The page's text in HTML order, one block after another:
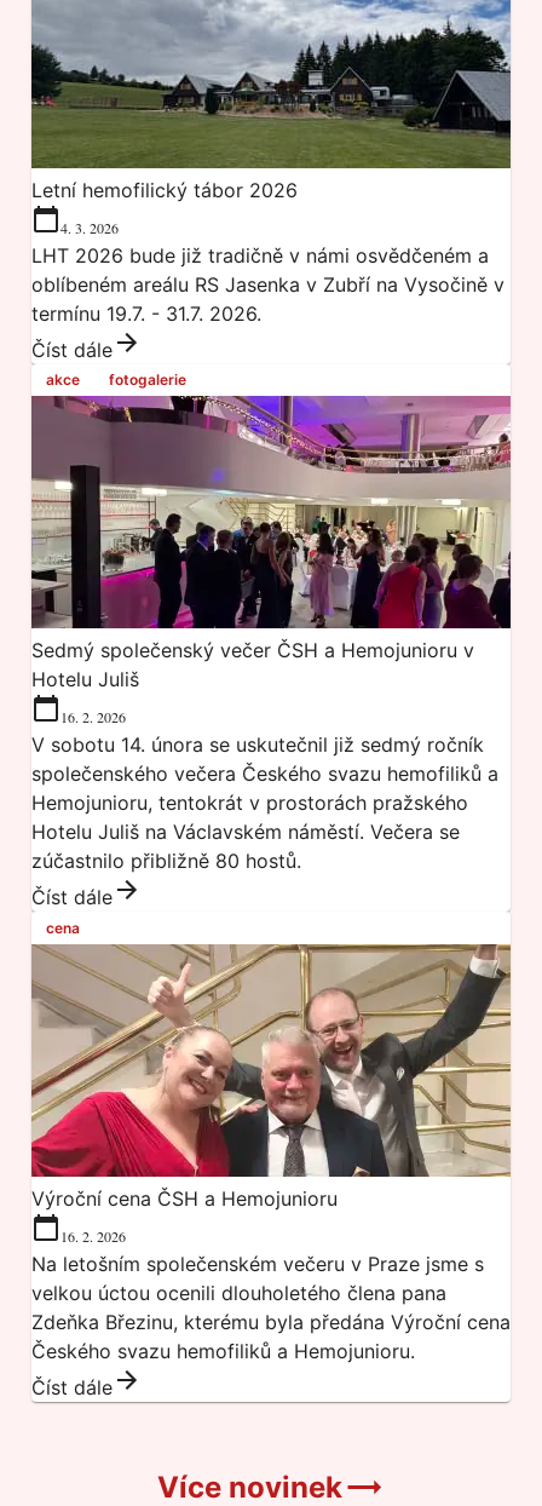
Letní hemofilický tábor 2026
4. 3. 2026
LHT 2026 bude již tradičně v námi osvědčeném a
oblíbeném areálu RS Jasenka v Zubří na Vysočině v
termínu 19.7. - 31.7. 2026.
Číst dále
akce fotogalerie
Sedmý společenský večer ČSH a Hemojunioru v
Hotelu Juliš
16. 2. 2026
V sobotu 14. února se uskutečnil již sedmý ročník
společenského večera Českého svazu hemofiliků a
Hemojunioru, tentokrát v prostorách pražského
Hotelu Juliš na Václavském náměstí. Večera se
zúčastnilo přibližně 80 hostů.
Číst dále
cena
Výroční cena ČSH a Hemojunioru
16. 2. 2026
Na letošním společenském večeru v Praze jsme s
velkou úctou ocenili dlouholetého člena pana
Zdeňka Březinu, kterému byla předána Výroční cena
Českého svazu hemofiliků a Hemojunioru.
Číst dále
Více novinek